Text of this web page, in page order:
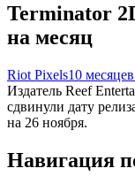
Terminator
на месяц
Riot Pixels10
Издатель Reef
сдвинули дату
на 26 ноября.
Навигация